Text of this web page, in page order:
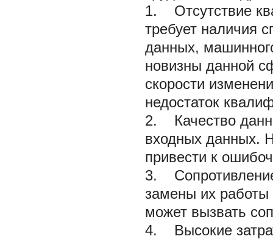
1. Отсутствие
требует наличия
данных,
новизны данной
скорости
недостаток
2. Качество
входных данных.
привести к
3.
замены их работы
может вызвать
4. Высокие